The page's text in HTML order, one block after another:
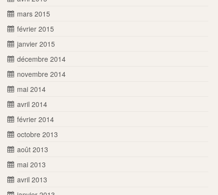
mars 2015
février 2015
janvier 2015
décembre 2014
novembre 2014
mai 2014
avril 2014
février 2014
octobre 2013
août 2013
mai 2013
avril 2013